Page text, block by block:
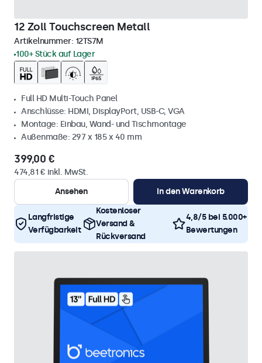
12 Zoll Touchscreen Metall
Artikelnummer: 12TS7M
100+ Stück auf Lager
Full HD Multi-Touch Panel
Anschlüsse: HDMI, DisplayPort, USB-C, VGA
Montage: Einbau, Wand- und Tischmontage
Außenmaße: 297 x 185 x 40 mm
399,00 €
474,81 € inkl. MwSt.
Ansehen
In den Warenkorb
Langfristige
Verfügbarkeit
Kostenloser
Versand &
Rückversand
4,8/5 bei 5.000+
Bewertungen